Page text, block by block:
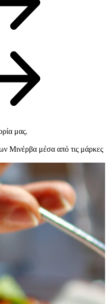
μας.
Μινέρβα μέσα από τις μάρκες